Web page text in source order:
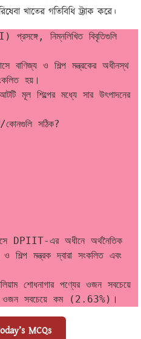
খাতের গতিবিধি ট্র্যাক করে।
নিম্নলিখিত বিবৃতিগুলি
বাণিজ্য ও শিল্প মন্ত্রকের অধীনস্থ
হয়।
শিল্পের মধ্যে সার উৎপাদনের
কোনগুলি সঠিক?
DPIIT-এর অধীনে অর্থনৈতিক
শিল্প মন্ত্রক দ্বারা সংকলিত এবং
শোধনাগার পণ্যের ওজন সবচেয়ে
ওজন সবচেয়ে কম (2.63%)।
MCQs